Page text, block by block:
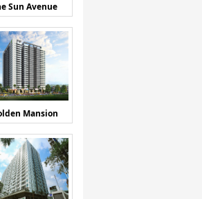
Sun Avenue
Mansion